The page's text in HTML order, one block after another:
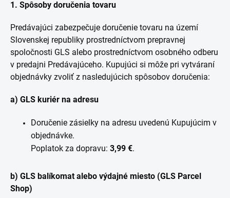
1. Spôsoby doručenia tovaru
Predávajúci zabezpečuje doručenie tovaru na území
Slovenskej republiky prostredníctvom prepravnej
spoločnosti GLS alebo prostredníctvom osobného odberu
v predajni Predávajúceho. Kupujúci si môže pri vytváraní
objednávky zvoliť z nasledujúcich spôsobov doručenia:
a) GLS kuriér na adresu
Doručenie zásielky na adresu uvedenú Kupujúcim v
objednávke.
Poplatok za dopravu: 3,99 €.
b) GLS balíkomat alebo výdajné miesto (GLS Parcel
Shop)